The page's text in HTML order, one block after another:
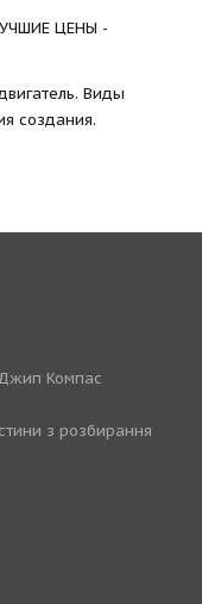
ЦЕНЫ -
Виды
создания.
Джип Компас
з розбирання